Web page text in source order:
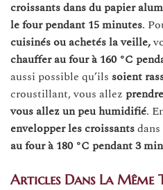
croissants dans du papier
le four pendant 15 minutes.
cuisinés ou achetés la veille,
chauffer au four à 160 °C
aussi possible qu’ils soient
croustillant, vous allez
vous allez un peu humidifié.
envelopper les croissants
au four à 180 °C pendant 3
Articles Dans La Même